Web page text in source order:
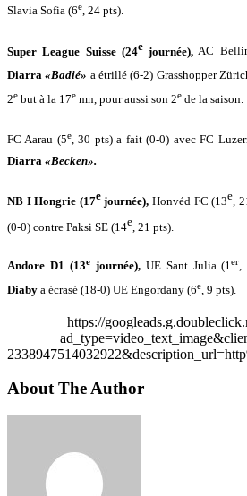
Slavia Sofia (6e, 24 pts).
Super League Suisse (24ejournée), AC
Diarra «Badié» a étrillé (6-2) Grasshopper
2e but à la 17e mn, pour aussi son 2e de la saison.
FC Aarau (5e, 30 pts) a fait (0-0) avecFC
Diarra «Becken».
NB I Hongrie (17ejournée), Honvéd FC (13e,
(0-0) contre Paksi SE (14e, 21 pts).
Andore D1 (13ejournée), UE Sant Julia (1er,
Diaby a écrasé (18-0) UE Engordany (6e , 9 pts).
https://
About The Author